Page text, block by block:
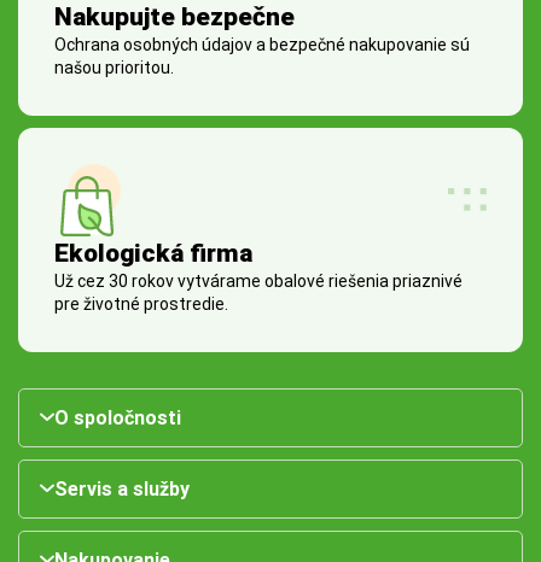
Nakupujte bezpečne
Ochrana osobných údajov a bezpečné nakupovanie sú
našou prioritou.
Ekologická firma
Už cez 30 rokov vytvárame obalové riešenia priaznivé
pre životné prostredie.
O spoločnosti
Servis a služby